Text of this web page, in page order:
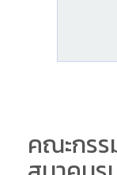
คณะกรร